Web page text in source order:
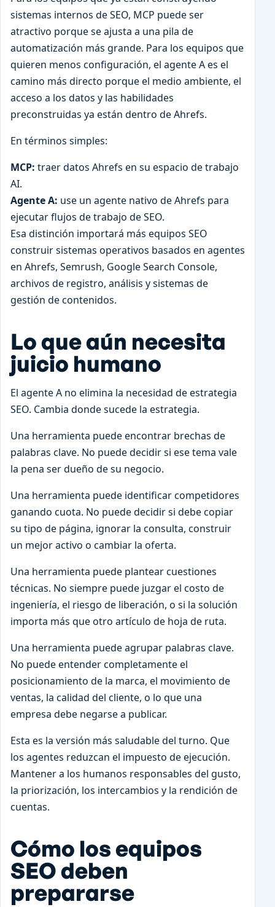
sistemas internos de SEO, MCP puede ser
atractivo porque se ajusta a una pila de
automatización más grande. Para los equipos que
quieren menos configuración, el agente A es el
camino más directo porque el medio ambiente, el
acceso a los datos y las habilidades
preconstruidas ya están dentro de Ahrefs.
En términos simples:
MCP: traer datos Ahrefs en su espacio de trabajo
AI.
Agente A: use un agente nativo de Ahrefs para
ejecutar flujos de trabajo de SEO.
Esa distinción importará más equipos SEO
construir sistemas operativos basados en agentes
en Ahrefs, Semrush, Google Search Console,
archivos de registro, análisis y sistemas de
gestión de contenidos.
Lo que aún necesita
juicio humano
El agente A no elimina la necesidad de estrategia
SEO. Cambia donde sucede la estrategia.
Una herramienta puede encontrar brechas de
palabras clave. No puede decidir si ese tema vale
la pena ser dueño de su negocio.
Una herramienta puede identificar competidores
ganando cuota. No puede decidir si debe copiar
su tipo de página, ignorar la consulta, construir
un mejor activo o cambiar la oferta.
Una herramienta puede plantear cuestiones
técnicas. No siempre puede juzgar el costo de
ingeniería, el riesgo de liberación, o si la solución
importa más que otro artículo de hoja de ruta.
Una herramienta puede agrupar palabras clave.
No puede entender completamente el
posicionamiento de la marca, el movimiento de
ventas, la calidad del cliente, o lo que una
empresa debe negarse a publicar.
Esta es la versión más saludable del turno. Que
los agentes reduzcan el impuesto de ejecución.
Mantener a los humanos responsables del gusto,
la priorización, los intercambios y la rendición de
cuentas.
Cómo los equipos
SEO deben
prepararse